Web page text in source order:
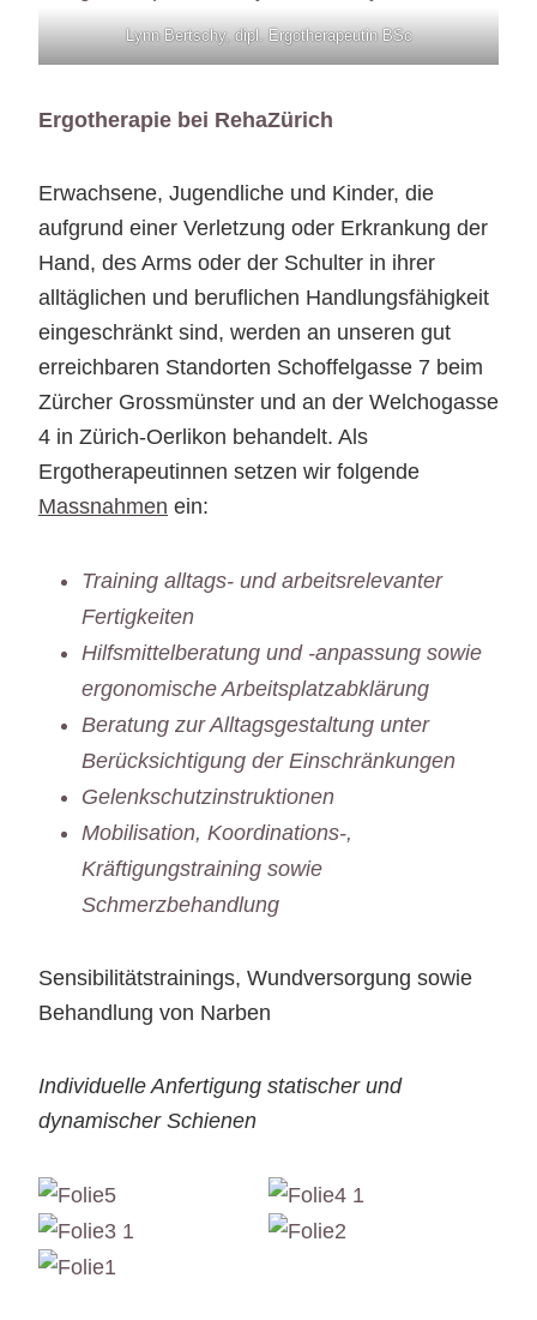
Lynn Bertschy, dipl. Ergotherapeutin BSc
Ergotherapie bei RehaZürich
Erwachsene, Jugendliche und Kinder, die
aufgrund einer Verletzung oder Erkrankung der
Hand, des Arms oder der Schulter in ihrer
alltäglichen und beruflichen Handlungsfähigkeit
eingeschränkt sind, werden an unseren gut
erreichbaren Standorten Schoffelgasse 7 beim
Zürcher Grossmünster und an der Welchogasse
4 in Zürich-Oerlikon behandelt. Als
Ergotherapeutinnen setzen wir folgende
Massnahmen ein:
Training alltags- und arbeitsrelevanter
Fertigkeiten
Hilfsmittelberatung und -anpassung sowie
ergonomische Arbeitsplatzabklärung
Beratung zur Alltagsgestaltung unter
Berücksichtigung der Einschränkungen
Gelenkschutzinstruktionen
Mobilisation, Koordinations-,
Kräftigungstraining sowie
Schmerzbehandlung
Sensibilitätstrainings, Wundversorgung sowie
Behandlung von Narben
Individuelle Anfertigung statischer und
dynamischer Schienen